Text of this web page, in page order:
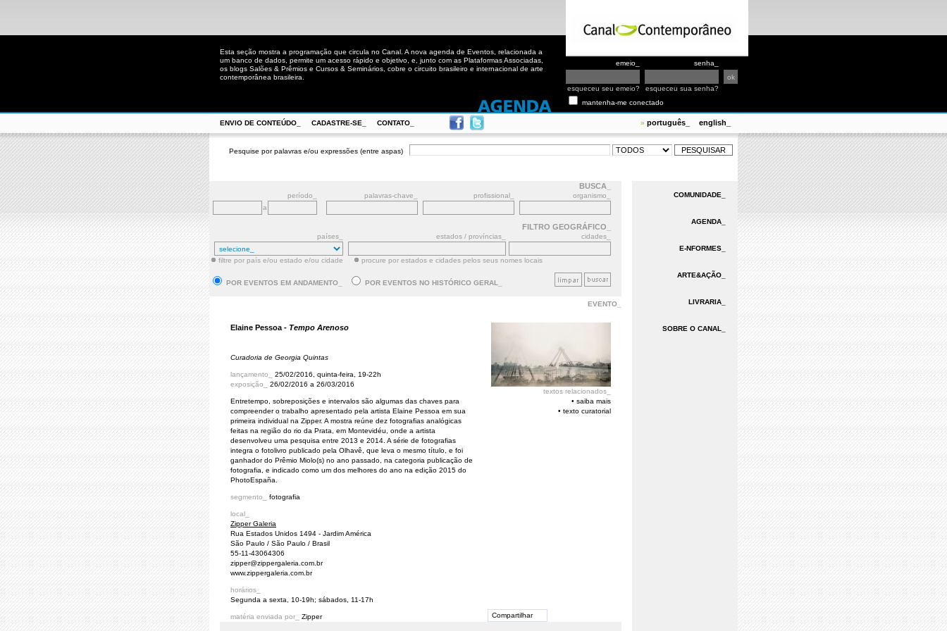
Esta seção mostra a programação que circula no Canal. A nova agenda de Eventos, relacionada a
um banco de dados, permite um acesso rápido e objetivo, e, junto com as Plataformas Associadas,
os blogs Salões & Prêmios e Cursos & Seminários, cobre o circuito brasileiro e internacional de arte
contemporânea brasileira.
emeio_ senha_
esqueceu seu emeio?
esqueceu sua senha?
mantenha-me conectado
ENVIO DE CONTEÚDO_ CADASTRE-SE_ CONTATO_ » português_ english_
Pesquise por palavras e/ou expressões (entre aspas)
BUSCA_
período_ palavras-chave_ profissional_
organismo_
a
FILTRO GEOGRÁFICO_
países_ estados / províncias_ cidades_
filtre por país e/ou estado e/ou cidade procure por estados e cidades pelos seus nomes locais
POR EVENTOS EM ANDAMENTO_ POR EVENTOS NO HISTÓRICO GERAL_
EVENTO_
Elaine Pessoa - Tempo Arenoso
Curadoria de Georgia Quintas
lançamento_ 25/02/2016, quinta-feira, 19-22h
exposição_ 26/02/2016 a 26/03/2016
Entretempo, sobreposições e intervalos são algumas das chaves para
compreender o trabalho apresentado pela artista Elaine Pessoa em sua
primeira individual na Zipper. A mostra reúne dez fotografias analógicas
feitas na região do rio da Prata, em Montevidéu, onde a artista
desenvolveu uma pesquisa entre 2013 e 2014. A série de fotografias
integra o fotolivro publicado pela Olhavê, que leva o mesmo título, e foi
ganhador do Prêmio Miolo(s) no ano passado, na categoria publicação de
fotografia, e indicado como um dos melhores do ano na edição 2015 do
PhotoEspaña.
segmento_ fotografia
local_
Zipper Galeria
Rua Estados Unidos 1494 - Jardim América
São Paulo / São Paulo / Brasil
55-11-43064306
zipper@zippergaleria.com.br
www.zippergaleria.com.br
horários_
Segunda a sexta, 10-19h; sábados, 11-17h
matéria enviada por_ Zipper
textos relacionados_
• saiba mais
• texto curatorial
Compartilhar
COMUNIDADE_
AGENDA_
E-NFORMES_
ARTE&AÇÃO_
LIVRARIA_
SOBRE O CANAL_